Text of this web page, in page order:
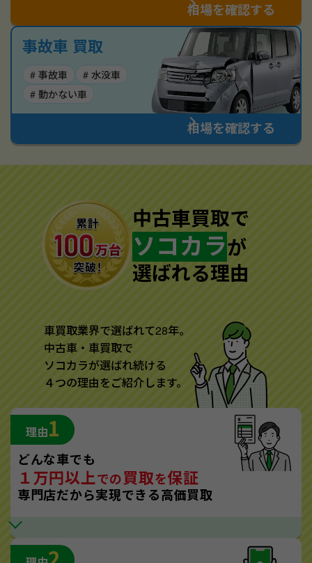
相場を確認する
事故車 買取
# 事故車
# 水没車
# 動かない車
相場を確認する
中古車買取で
ソコカラが
選ばれる理由
車買取業界で選ばれて28年。
中古車・車買取で
ソコカラが選ばれ続ける
４つの理由をご紹介します。
理由1
どんな車でも
１万円以上での買取を保証
専門店だから実現できる高価買取